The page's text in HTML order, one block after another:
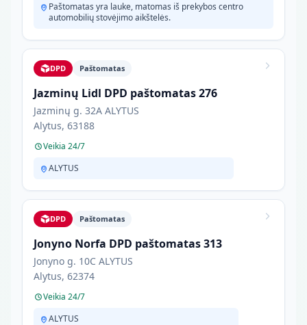
Paštomatas yra lauke, matomas iš prekybos centro
automobilių stovėjimo aikštelės.
DPD Paštomatas
Jazminų Lidl DPD paštomatas 276
Jazminų g. 32A ALYTUS
Alytus, 63188
Veikia 24/7
ALYTUS
DPD Paštomatas
Jonyno Norfa DPD paštomatas 313
Jonyno g. 10C ALYTUS
Alytus, 62374
Veikia 24/7
ALYTUS